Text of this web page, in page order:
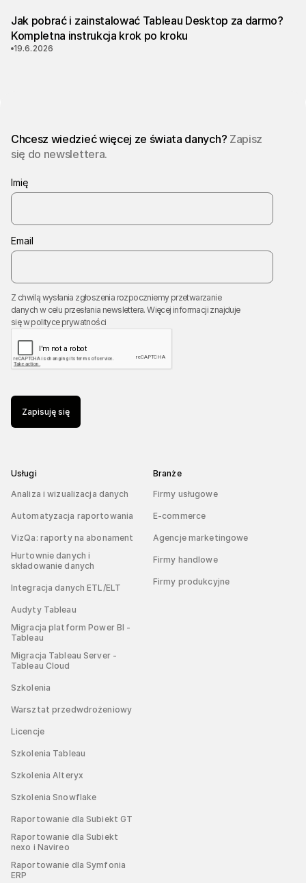
Jak pobrać i zainstalować Tableau Desktop za darmo?
Kompletna instrukcja krok po kroku
19.6.2026
Chcesz wiedzieć więcej ze świata danych? Zapisz
się do newslettera.
Imię
Email
Z chwilą wysłania zgłoszenia rozpoczniemy przetwarzanie
danych w celu przesłania newslettera. Więcej informacji znajduje
się wpolityce prywatności
Zapisuję się
Usługi
Analiza i wizualizacja danych
Automatyzacja raportowania
VizQa: raporty na abonament
Hurtownie danych i
składowanie danych
Integracja danych ETL/ELT
Audyty Tableau
Migracja platform Power BI -
Tableau
Migracja Tableau Server -
Tableau Cloud
Szkolenia
Warsztat przedwdrożeniowy
Licencje
Szkolenia Tableau
Szkolenia Alteryx
Szkolenia Snowflake
Raportowanie dla Subiekt GT
Raportowanie dla Subiekt
nexo i Navireo
Raportowanie dla Symfonia
ERP
Branże
Firmy usługowe
E-commerce
Agencje marketingowe
Firmy handlowe
Firmy produkcyjne